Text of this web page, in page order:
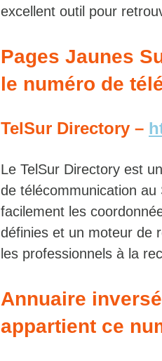
excellent outil pour
Pages Jaunes
le numéro de
TelSur Directory –
Le TelSur Directory est
de télécommunication
facilement les
définies et un moteur de
les professionnels à la
Annuaire
appartient ce